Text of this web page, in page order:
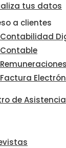
tus datos
a clientes
Contabilidad
Contable
Factura
de Asistencia